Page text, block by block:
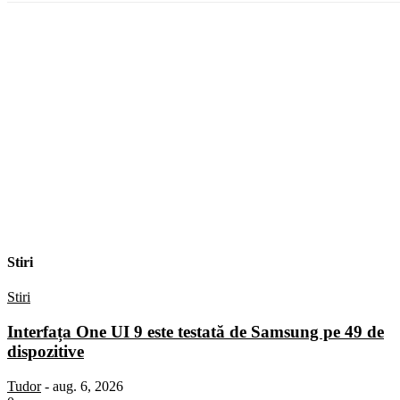
Stiri
Stiri
Interfața One UI 9 este testată de Samsung pe 49 de
dispozitive
Tudor - aug. 6, 2026